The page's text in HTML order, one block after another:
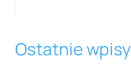
Ostatnie wpisy